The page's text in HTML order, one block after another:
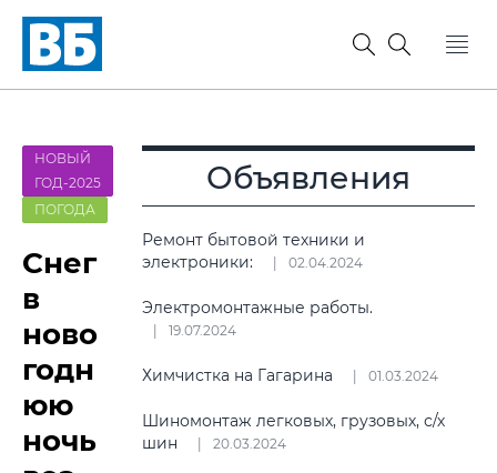
НОВЫЙ
ГОД-2025
ПОГОДА
Снег
в
ново
годн
юю
ночь
Объявления
Ремонт бытовой техники и
электроники:
02.04.2024
Электромонтажные работы.
19.07.2024
Химчистка на Гагарина 01.03.2024
Шиномонтаж легковых, грузовых, с/х
шин
20.03.2024